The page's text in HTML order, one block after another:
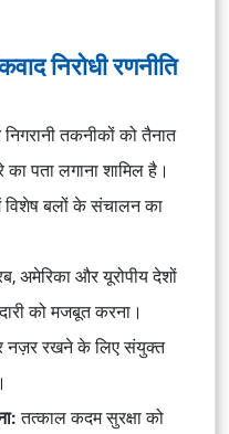
निरोधी रणनीति
तकनीकों को तैनात
पता लगाना शामिल है।
विशेष बलों के संचालन का
अमेरिका और यूरोपीय देशों
को मजबूत करना।
नज़र रखने के लिए संयुक्त
तत्काल कदम सुरक्षा को